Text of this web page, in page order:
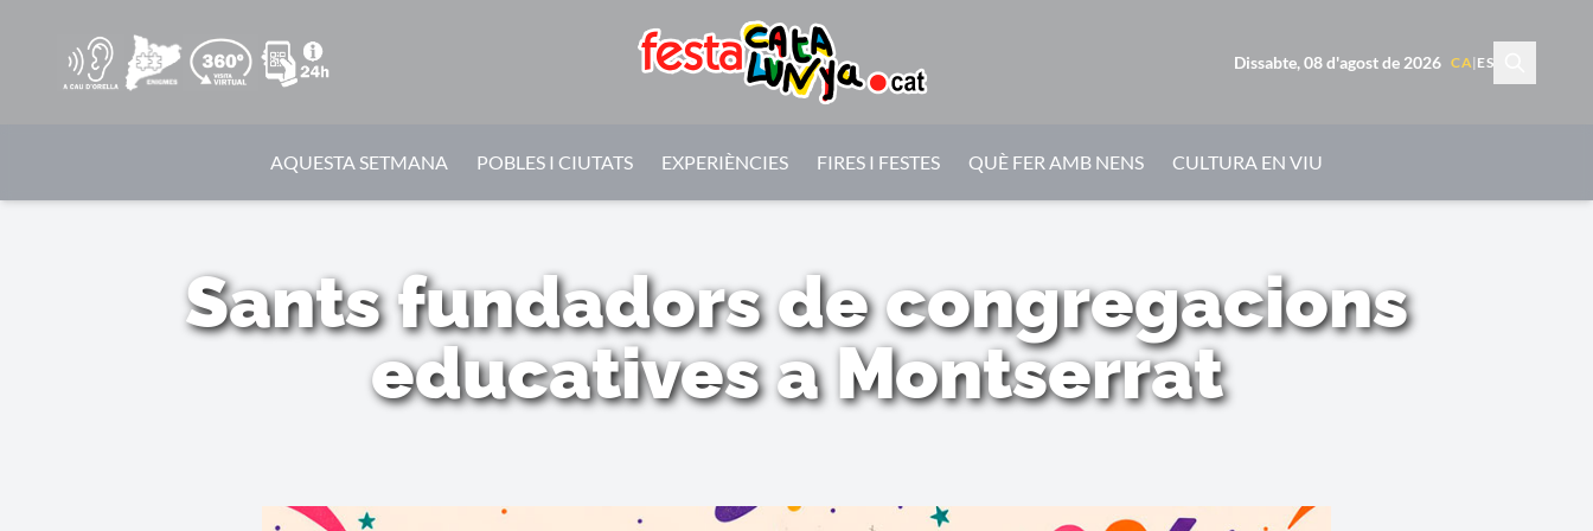
Dissabte, 08 d'agost de 2026 CA| ES
AQUESTA SETMANA POBLES I CIUTATS EXPERIÈNCIES FIRES I FESTES QUÈ FER AMB NENS CULTURA EN VIU
Sants fundadors de congregacions
educatives a Montserrat